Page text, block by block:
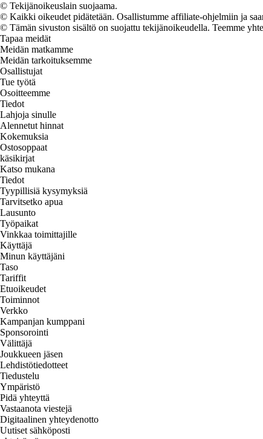
© Tekijänoikeuslain suojaama.
© Kaikki oikeudet pidätetään. Osallistumme affiliate-ohjelmiin ja
© Tämän sivuston sisältö on suojattu tekijänoikeudella. Teemme
Tapaa meidät
Meidän matkamme
Meidän tarkoituksemme
Osallistujat
Tue työtä
Osoitteemme
Tiedot
Lahjoja sinulle
Alennetut hinnat
Kokemuksia
Ostosoppaat
käsikirjat
Katso mukana
Tiedot
Tyypillisiä kysymyksiä
Tarvitsetko apua
Lausunto
Työpaikat
Vinkkaa toimittajille
Käyttäjä
Minun käyttäjäni
Taso
Tariffit
Etuoikeudet
Toiminnot
Verkko
Kampanjan kumppani
Sponsorointi
Välittäjä
Joukkueen jäsen
Lehdistötiedotteet
Tiedustelu
Ympäristö
Pidä yhteyttä
Vastaanota viestejä
Digitaalinen yhteydenotto
Uutiset sähköposti